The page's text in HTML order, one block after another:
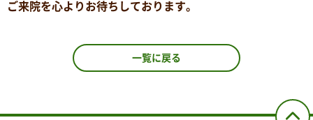
ご来院を心よりお待ちしております。
一覧に戻る